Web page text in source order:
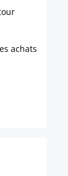
achats